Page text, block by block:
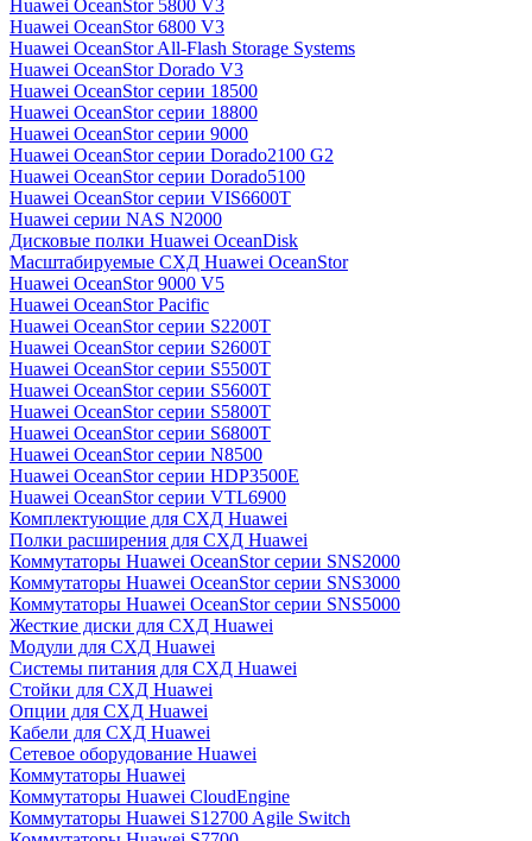
Huawei OceanStor 5800 V3
Huawei OceanStor 6800 V3
Huawei OceanStor All-Flash Storage Systems
Huawei OceanStor Dorado V3
Huawei OceanStor серии 18500
Huawei OceanStor серии 18800
Huawei OceanStor серии 9000
Huawei OceanStor серии Dorado2100 G2
Huawei OceanStor серии Dorado5100
Huawei OceanStor серии VIS6600T
Huawei серии NAS N2000
Дисковые полки Huawei OceanDisk
Масштабируемые СХД Huawei OceanStor
Huawei OceanStor 9000 V5
Huawei OceanStor Pacific
Huawei OceanStor серии S2200T
Huawei OceanStor серии S2600T
Huawei OceanStor серии S5500T
Huawei OceanStor серии S5600T
Huawei OceanStor серии S5800T
Huawei OceanStor серии S6800T
Huawei OceanStor серии N8500
Huawei OceanStor серии HDP3500E
Huawei OceanStor серии VTL6900
Комплектующие для СХД Huawei
Полки расширения для СХД Huawei
Коммутаторы Huawei OceanStor серии SNS2000
Коммутаторы Huawei OceanStor серии SNS3000
Коммутаторы Huawei OceanStor серии SNS5000
Жесткие диски для СХД Huawei
Модули для СХД Huawei
Системы питания для СХД Huawei
Стойки для СХД Huawei
Опции для СХД Huawei
Кабели для СХД Huawei
Сетевое оборудование Huawei
Коммутаторы Huawei
Коммутаторы Huawei CloudEngine
Коммутаторы Huawei S12700 Agile Switch